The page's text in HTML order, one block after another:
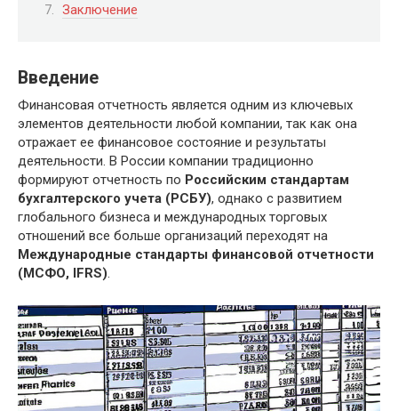
Заключение
Введение
Финансовая отчетность является одним из ключевых
элементов деятельности любой компании, так как она
отражает ее финансовое состояние и результаты
деятельности. В России компании традиционно
формируют отчетность по Российским стандартам
бухгалтерского учета (РСБУ), однако с развитием
глобального бизнеса и международных торговых
отношений все больше организаций переходят на
Международные стандарты финансовой отчетности
(МСФО, IFRS).